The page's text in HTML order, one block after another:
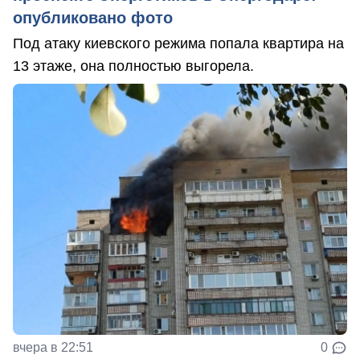
опубликовано фото
Под атаку киевского режима попала квартира на
13 этаже, она полностью выгорела.
вчера в 22:51 0